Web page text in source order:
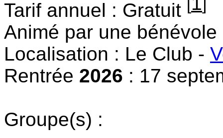
Tarif annuel : Gratuit [ ]
Animé par une
Localisation : Le Club -
Rentrée 2026 : 17
Groupe(s) :